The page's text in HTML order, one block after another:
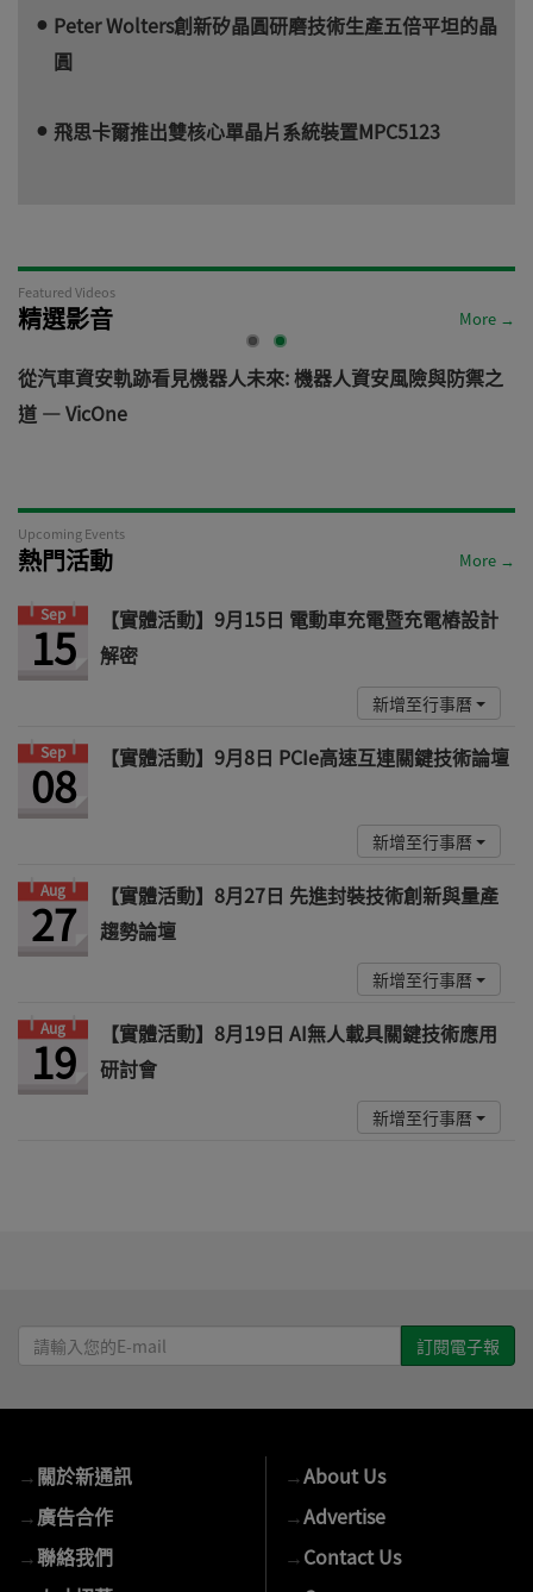
Peter Wolters創新矽晶圓研磨技術生產五倍平坦的晶
圓
飛思卡爾推出雙核心單晶片系統裝置MPC5123
Featured Videos
精選影音 More →
從汽車資安軌跡看見機器人未來: 機器人資安風險與防禦之
道 — VicOne
Upcoming Events
熱門活動 More →
Sep
15
【實體活動】9月15日 電動車充電暨充電樁設計
解密
新增至行事曆
Sep
08 【實體活動】9月8日 PCIe高速互連關鍵技術論壇
新增至行事曆
Aug
27
【實體活動】8月27日 先進封裝技術創新與量產
趨勢論壇
新增至行事曆
Aug
19
【實體活動】8月19日 AI無人載具關鍵技術應用
研討會
新增至行事曆
請
輸
E-
mail
→關於新通訊
→廣告合作
→聯絡我們
→About Us
→Advertise
→Contact Us